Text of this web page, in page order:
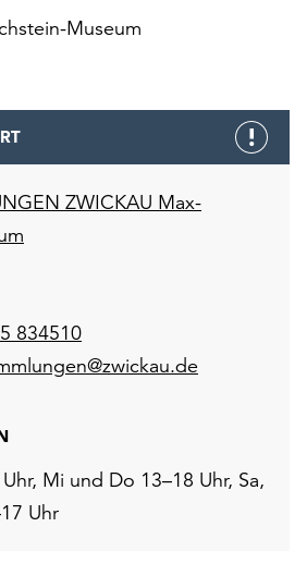
Museum
ZWICKAU Max-
834510
Mi und Do 13–18 Uhr, Sa,
Uhr